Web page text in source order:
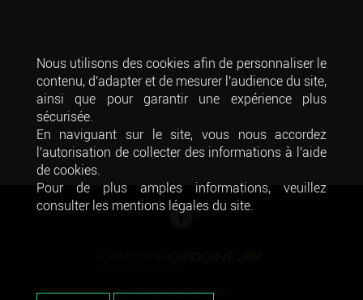
GROUPE GEDONE
Nous utilisons des cookies afin de personnaliser le
contenu, d'adapter et de mesurer l'audience du site,
ainsi que pour garantir une expérience plus
sécurisée.
En naviguant sur le site, vous nous accordez
l'autorisation de collecter des informations à l'aide
de cookies.
Pour de plus amples informations, veuillez
consulter les mentions légales du site.